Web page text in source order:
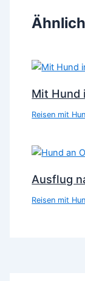
Mit Hund
Reisen mit
Ausflug
Reisen mit